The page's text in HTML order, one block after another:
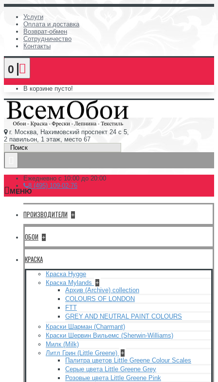
Услуги
Оплата и доставка
Возврат-обмен
Сотрудничество
Контакты
0
В корзине пусто!
г. Москва, Нахимовский проспект 24 с 5,
2 павильон, 1 этаж, место 67
Ежедневно с 10:00 до 20:00
8 (495) 109-02-76
МЕНЮ
ПРОИЗВОДИТЕЛИ +
ОБОИ +
КРАСКА
Краска Hygge
Краска Mylands +
Архив (Archive) collection
COLOURS OF LONDON
FTT
GREY AND NEUTRAL PAINT COLOURS
Краски Шарман (Charmant)
Краски Шервин Вильемс (Sherwin-Williams)
Милк (Milk)
Литл Грин (Little Greene) +
Палитра цветов Little Greene Colour Scales
Серые цвета Little Greene Grey
Розовые цвета Little Greene Pink